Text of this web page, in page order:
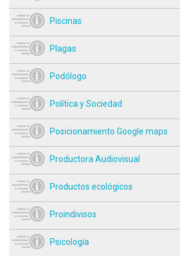
Piscinas
Plagas
Podólogo
Política y Sociedad
Posicionamiento Google maps
Productora Audiovisual
Productos ecológicos
Proindivisos
Psicología